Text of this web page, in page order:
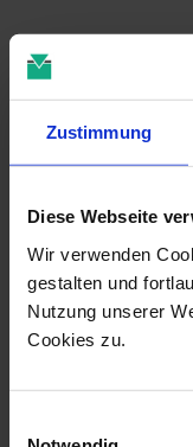
Zustimmung
Diese Webseite
Wir verwenden
gestalten und
Nutzung unserer
Cookies zu.
Digitaler